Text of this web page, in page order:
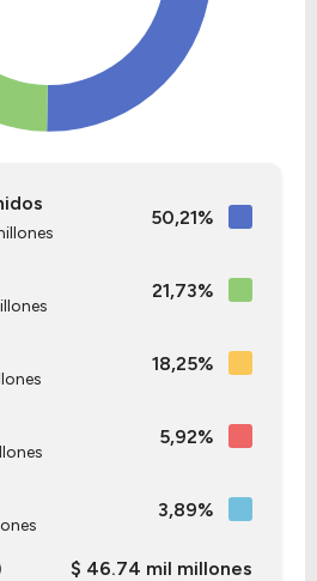
50,21%
21,73%
18,25%
5,92%
3,89%
$ 46.74 mil millones